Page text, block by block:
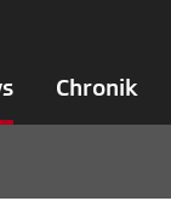
Chronik